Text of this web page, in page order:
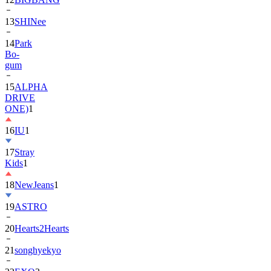
13SHINee
14Park
Bo-
gum
15ALPHA
DRIVE
ONE)1
16IU1
17Stray
Kids1
18NewJeans1
19ASTRO
20Hearts2Hearts
21songhyekyo